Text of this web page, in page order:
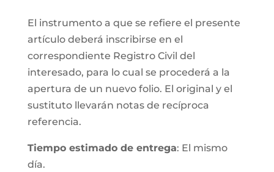
El instrumento a que se refiere el presente
artículo deberá inscribirse en el
correspondiente Registro Civil del
interesado, para lo cual se procederá a la
apertura de un nuevo folio. El original y el
sustituto llevarán notas de recíproca
referencia.
Tiempo estimado de entrega: El mismo
día.